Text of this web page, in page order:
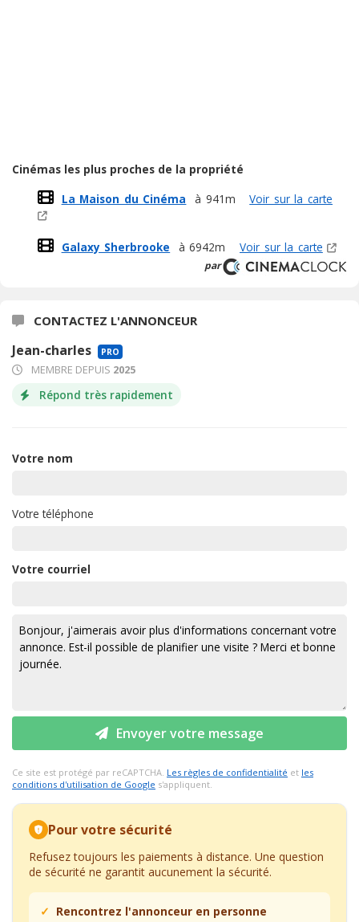
Cinémas les plus proches de la propriété
La Maison du Cinéma
à 941m Voir sur la carte
Galaxy Sherbrooke à 6942m Voir sur la carte
par
CONTACTEZ L'ANNONCEUR
Jean-charles PRO
MEMBRE DEPUIS 2025
Répond très rapidement
Votre nom
Votre téléphone
Votre courriel
Envoyer votre message
Ce site est protégé par reCAPTCHA. Les règles de confidentialité et les
conditions d'utilisation de Google s'appliquent.
Pour votre sécurité
Refusez toujours les paiements à distance. Une question
de sécurité ne garantit aucunement la sécurité.
Rencontrez l'annonceur en personne